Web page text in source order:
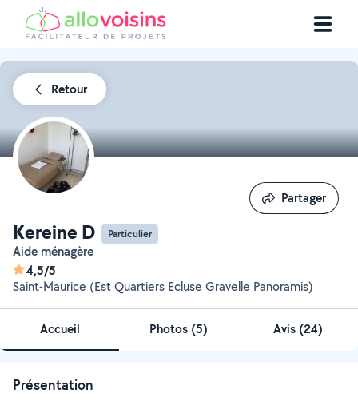
Retour
Kereine D Particulier
Aide ménagère
4,5/5
Saint-Maurice (Est Quartiers Ecluse Gravelle Panoramis)
Partager
Partager
Accueil Photos (5) Avis (24)
Présentation